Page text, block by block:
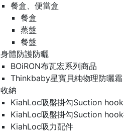
餐盒、便當盒
餐盒
蒸盤
餐盤
身體防護防曬
BOiRON布瓦宏系列商品
Thinkbaby星寶貝純物理防曬霜
收納
KiahLoc吸盤掛勾Suction hook
KiahLoc吸盤掛勾Suction hook
KiahLoc吸力配件